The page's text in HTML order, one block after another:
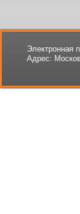
Электронная
Адрес: